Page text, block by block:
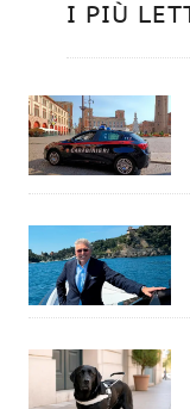
I PIÙ